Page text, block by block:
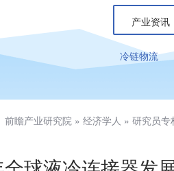
产业资讯
冷链物流
前瞻产业研究院 » 经济学人 » 研究员专